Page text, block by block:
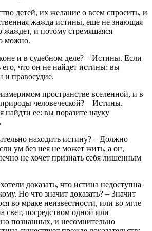
детей, их желание о всем спросить, и
жажда истины, еще не знающая
жаждет, и потому стремящаяся
можно.
и в судебном деле? – Истины. Если
что он не найдет истины: вы
и правосудие.
пространстве вселенной, и в
человеческой? – Истины.
найдти ее: вы поразите науку
находить истину? – Должно
ум без нея не может жить, а он,
не хочет признать себя лишенным
доказать, что истина недоступна
Но что значит доказать? – Значит
во мраке неизвестности, или во мгле
свет, посредством одной или
познанных, и несомнительно